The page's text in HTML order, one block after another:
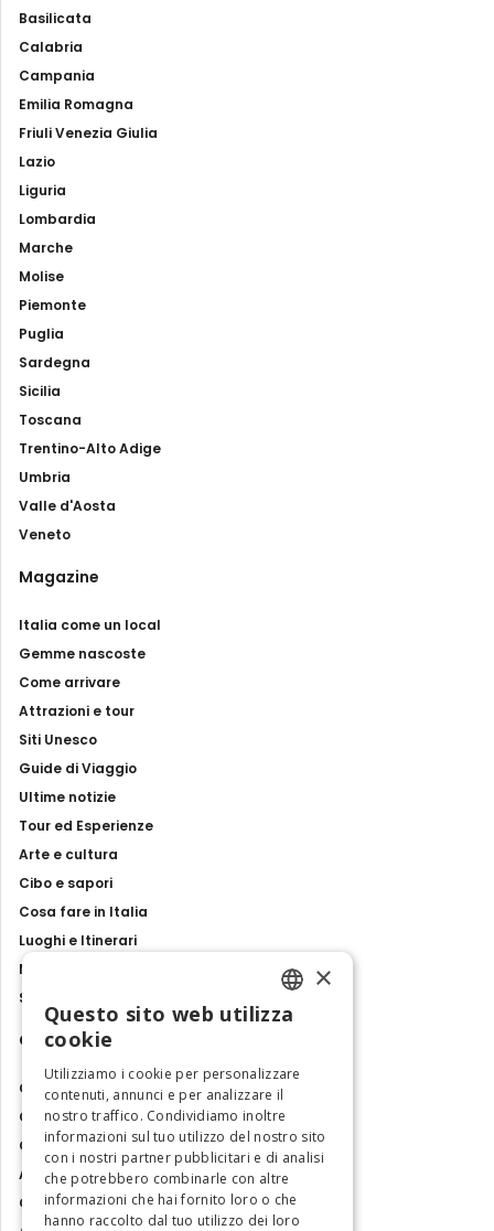
Basilicata
Calabria
Campania
Emilia Romagna
Friuli Venezia Giulia
Lazio
Liguria
Lombardia
Marche
Molise
Piemonte
Puglia
Sardegna
Sicilia
Toscana
Trentino-Alto Adige
Umbria
Valle d'Aosta
Veneto
Magazine
Italia come un local
Gemme nascoste
Come arrivare
Attrazioni e tour
Siti Unesco
Guide di Viaggio
Ultime notizie
Tour ed Esperienze
Arte e cultura
Cibo e sapori
Cosa fare in Italia
Luoghi e Itinerari
Mostre, eventi e spettacoli
Storie e tradizioni
Contatti
Chi siamo
Collabora con noi
Contatti
Ambasciatrice dell'Eccellenza
Osservatorio Turismo
ENGLISH
ITALIAN
×
Questo sito web utilizza
cookie
Utilizziamo i cookie per personalizzare
contenuti, annunci e per analizzare il
nostro traffico. Condividiamo inoltre
informazioni sul tuo utilizzo del nostro sito
con i nostri partner pubblicitari e di analisi
che potrebbero combinarle con altre
informazioni che hai fornito loro o che
hanno raccolto dal tuo utilizzo dei loro